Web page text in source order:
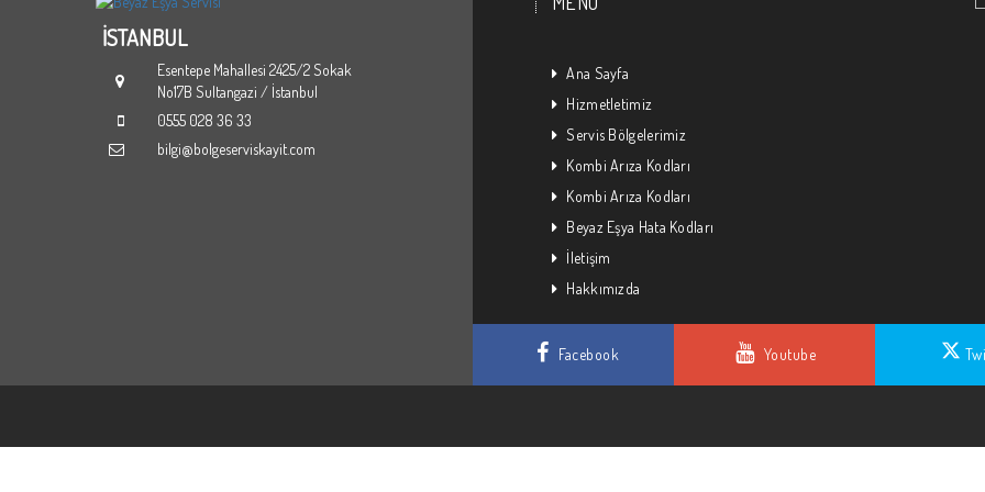
İSTANBUL
Esentepe Mahallesi 2425/2 Sokak
No17B Sultangazi / İstanbul
0555 028 36 33
bilgi@bolgeserviskayit.com
Ana Sayfa
Hizmetletimiz
Servis Bölgelerimiz
Kombi Arıza Kodları
Kombi Arıza Kodları
Beyaz Eşya Hata Kodları
İletişim
Hakkımızda
BOLGESEL SERVIS KAYIT
Facebook Youtube